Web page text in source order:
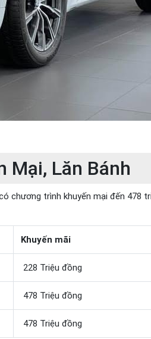
Mại, Lăn Bánh
chương trình khuyến mại đến 478
Khuyến mãi
228 Triệu đồng
478 Triệu đồng
478 Triệu đồng